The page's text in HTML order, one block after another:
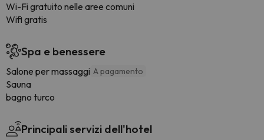
Wi-Fi gratuito nelle aree comuni
Wifi gratis
Spa e benessere
Salone per massaggi A pagamento
Sauna
bagno turco
Principali servizi dell'hotel